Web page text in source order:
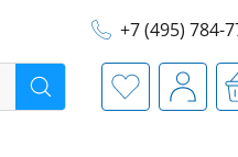
+7 (495) 784-
Поиск Избранное